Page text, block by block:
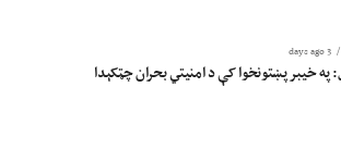
3 days ago
په خیبر پښتونخوا کې د امنیتي بحران چټکېدا